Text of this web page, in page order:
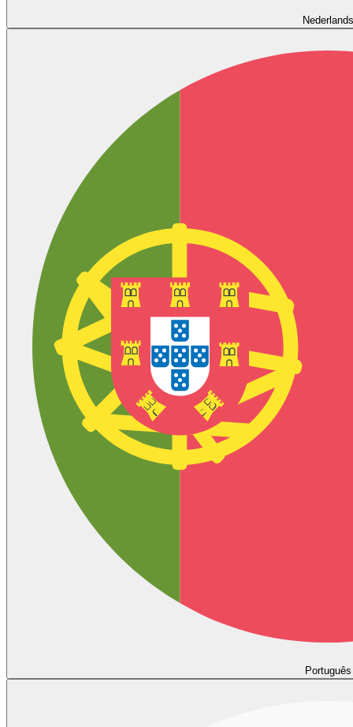
Nederlands
Português